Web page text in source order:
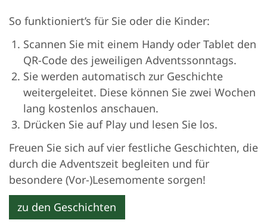
So funktioniert’s für Sie oder die Kinder:
Scannen Sie mit einem Handy oder Tablet den
QR-Code des jeweiligen Adventssonntags.
Sie werden automatisch zur Geschichte
weitergeleitet. Diese können Sie zwei Wochen
lang kostenlos anschauen.
Drücken Sie auf Play und lesen Sie los.
Freuen Sie sich auf vier festliche Geschichten, die
durch die Adventszeit begleiten und für
besondere (Vor-)Lesemomente sorgen!
zu den Geschichten